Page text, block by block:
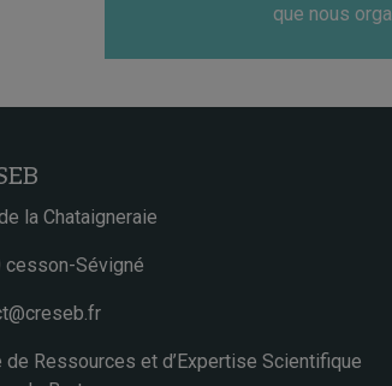
que nous
la Chataigneraie
cesson-Sévigné
de Ressources et d’Expertise Scientifique